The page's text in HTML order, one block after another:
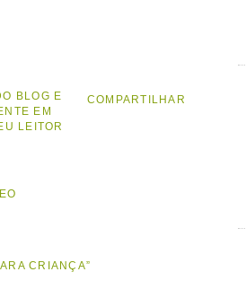
COMPARTILHAR
BLOG E
EM
LEITOR
CRIANÇA”